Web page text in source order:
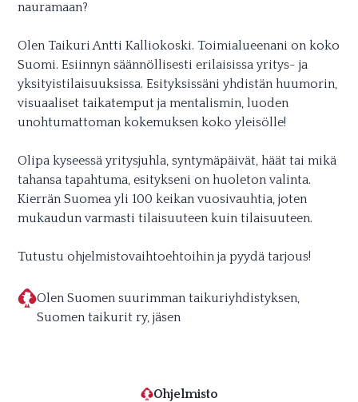
nauramaan?
Olen Taikuri Antti Kalliokoski. Toimialueenani on koko
Suomi. Esiinnyn säännöllisesti erilaisissa yritys- ja
yksityistilaisuuksissa. Esityksissäni yhdistän huumorin,
visuaaliset taikatemput ja mentalismin, luoden
unohtumattoman kokemuksen koko yleisölle!
Olipa kyseessä yritysjuhla, syntymäpäivät, häät tai mikä
tahansa tapahtuma, esitykseni on huoleton valinta.
Kierrän Suomea yli 100 keikan vuosivauhtia, joten
mukaudun varmasti tilaisuuteen kuin tilaisuuteen.
Tutustu ohjelmistovaihtoehtoihin ja pyydä tarjous!
Olen Suomen suurimman taikuriyhdistyksen,
Suomen taikurit ry, jäsen
Ohjelmisto